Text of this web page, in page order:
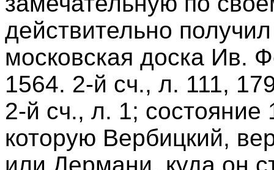
действительно
московская доска Ив.
1564. 2-й сч., л. 111,
2-й сч., л. 1;
которую Вербицкий,